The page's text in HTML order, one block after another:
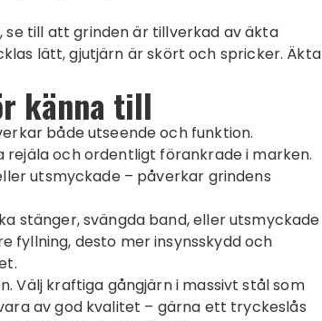
till att grinden är tillverkad av äkta
lätt, gjutjärn är skört och spricker. Äkta
känna till
både utseende och funktion.
och ordentligt förankrade i marken.
utsmyckade – påverkar grindens
stänger, svängda band, eller utsmyckade
fyllning, desto mer insynsskydd och
Välj kraftiga gångjärn i massivt stål som
av god kvalitet – gärna ett tryckeslås